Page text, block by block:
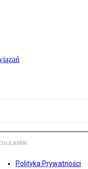
Polityka Prywatności